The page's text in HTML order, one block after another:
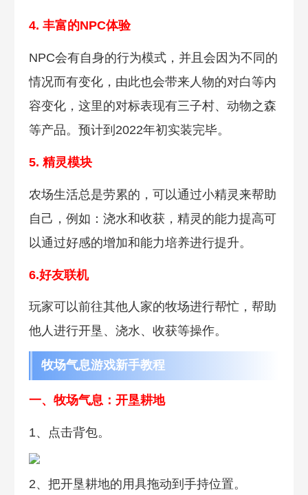
4. 丰富的NPC体验
NPC会有自身的行为模式，并且会因为不同的
情况而有变化，由此也会带来人物的对白等内
容变化，这里的对标表现有三子村、动物之森
等产品。预计到2022年初实装完毕。
5. 精灵模块
农场生活总是劳累的，可以通过小精灵来帮助
自己，例如：浇水和收获，精灵的能力提高可
以通过好感的增加和能力培养进行提升。
6.好友联机
玩家可以前往其他人家的牧场进行帮忙，帮助
他人进行开垦、浇水、收获等操作。
牧场气息游戏新手教程
一、牧场气息：开垦耕地
1、点击背包。
2、把开垦耕地的用具拖动到手持位置。